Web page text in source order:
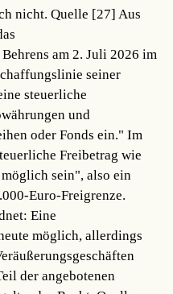
nicht.Quelle [27] Aus
am 2. Juli 2026 im
seiner
steuerliche
und
oder Fonds ein." Im
Freibetrag wie
sein", also ein
Euro-Freigrenze.
Eine
möglich, allerdings
der angebotenen